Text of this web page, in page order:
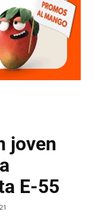
joven
E-55